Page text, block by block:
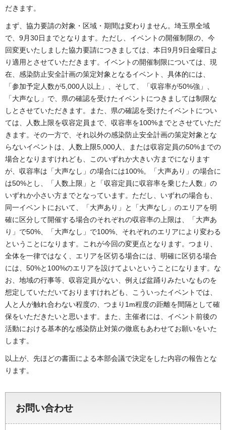
だきます。
まず、協力要請の対象・区域・期間は変わりません。埼玉県全域
で、9月30日までとなります。ただし、イベントの開催制限の、今
回変更いたしました協力要請につきましては、本日9月9日金曜日よ
り適用とさせていただきます。イベントの開催制限については、現
在、感染防止安全計画の策定対象となるイベント、具体的には、
「参加予定人数が5,000人以上」、そして、「収容率が50%強」、
「大声なし」で、県の確認を受けたイベントにつきましては制限な
しとさせていただきます。また、県の確認を受けたイベントについ
ては、人数上限を収容定員まで、収容率を100%までとさせていただ
きます。その一方で、それ以外の感染防止安全計画の策定対象とな
らないイベントは、人数上限5,000人、または収容定員の50%までの
場合となりますけれども、このいずれか大きい方までになります
が、収容率は「大声なし」の場合には100%。「大声あり」の場合に
は50%とし、「人数上限」と「収容定員に収容率を乗じた人数」の
いずれか小さい方までとなっています。ただし、いずれの場合も、
同一イベントにおいて、「大声あり」と「大声なし」のエリアを明
確に区分して開催する場合のそれぞれの収容率の上限は、「大声あ
り」で50%、「大声なし」で100%、それぞれのエリアにより変わる
ということになります。これが今回の変更点となります。つまり、
全体を一律ではなく、エリアを区切る場合には、明確に区切る場合
には、50%と100%のエリアを設けてよいということになります。な
お、地域の行事等、収容定員がない、例えば盆踊りみたいなものを
想定していただいておりますけれども、こういったイベントでは、
人と人が触れ合わない程度の、つまり1m程度の距離を間隔として確
保をいただきたいと思います。また、主催者には、イベント前後の
活動における基本的な感染防止対策の徹底もあわせてお願いをいた
します。
以上が、先ほどの書面による本部会議で決定をした内容の報告とな
ります。
お問い合わせ